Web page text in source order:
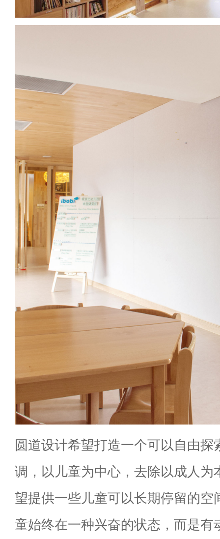
圆道设计希望打造一个可以自由探
调，以儿童为中心，去除以成人为
望提供一些儿童可以长期停留的空
童始终在一种兴奋的状态，而是有